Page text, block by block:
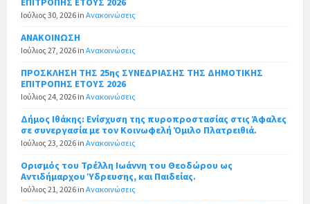
Ιούλιος 30, 2026 in Ανακοινώσεις
ΑΝΑΚΟΙΝΩΣΗ
Ιούλιος 27, 2026 in Ανακοινώσεις
ΠΡΟΣΚΛΗΣΗ ΤΗΣ 25ης ΣΥΝΕΔΡΙΑΣΗΣ ΤΗΣ ΔΗΜΟΤΙΚΗΣ
ΕΠΙΤΡΟΠΗΣ ΕΤΟΥΣ 2026
Ιούλιος 24, 2026 in Ανακοινώσεις
Δήμος Ιθάκης: Ενίσχυση της πυροπροστασίας στις Άφαλες
σε συνεργασία με τον Κοινωφελή Όμιλο Πλατρειθιά.
Ιούλιος 23, 2026 in Ανακοινώσεις
Ορισμός του Τρέλλη Ιωάννη του Θεοδώρου ως
Αντιδήμαρχου Ύδρευσης, και Παιδείας.
Ιούλιος 21, 2026 in Ανακοινώσεις